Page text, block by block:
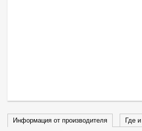
Информация от производителя Где